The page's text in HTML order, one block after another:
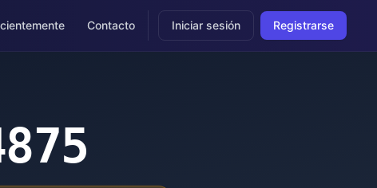
Contacto Iniciar sesión Registrarse